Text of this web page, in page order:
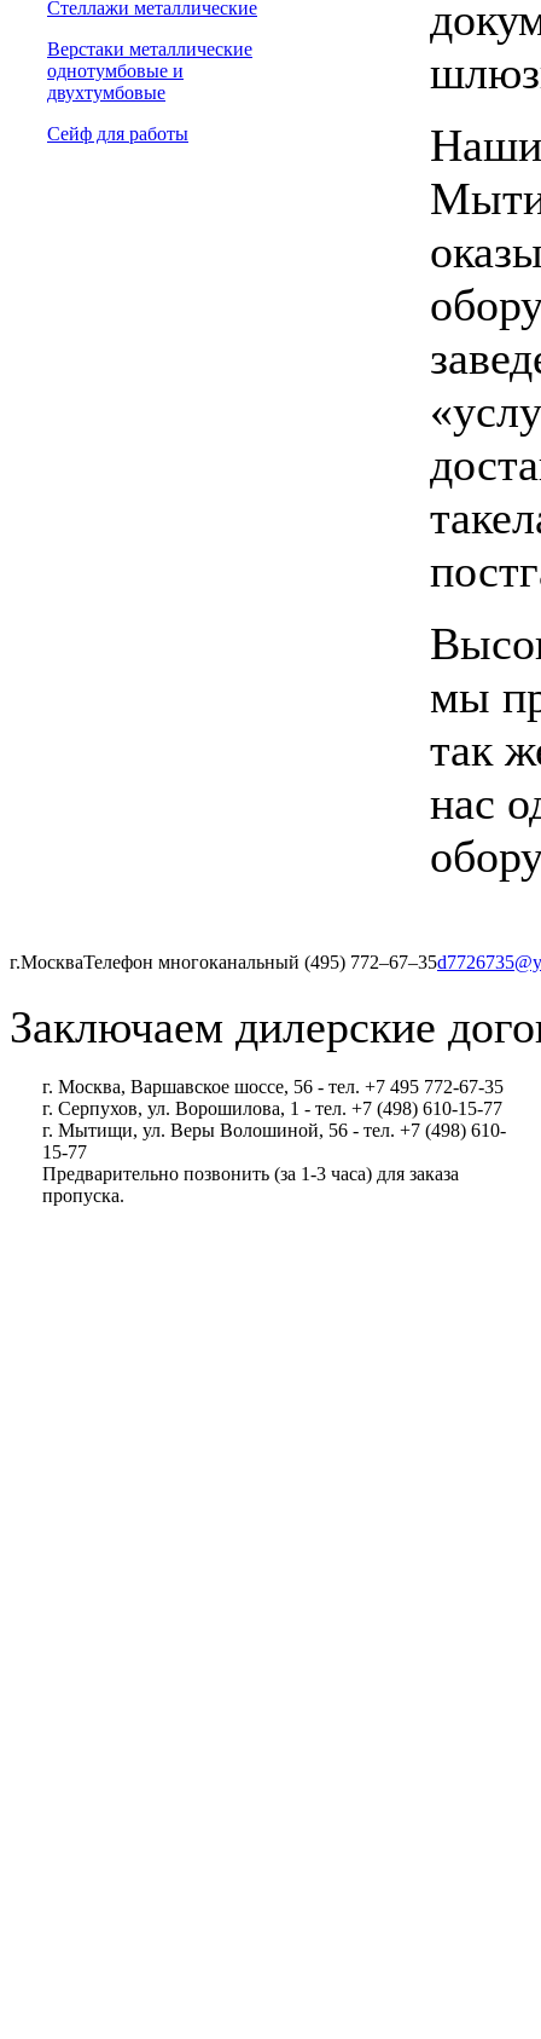
Стеллажи металлические
Верстаки металлические
однотумбовые и
двухтумбовые
Сейф для работы
Наши
мы
так
нас
г.МоскваТелефон многоканальный (495) 772‒67‒35
Заключаем дилерские
г. Москва, Варшавское шоссе, 56 - тел. +7 495 772-67-35
г. Серпухов, ул. Ворошилова, 1 - тел. +7 (498) 610-15-77
г. Мытищи, ул. Веры Волошиной, 56 - тел. +7 (498) 610-
15-77
Предварительно позвонить (за 1-3 часа) для заказа
пропуска.